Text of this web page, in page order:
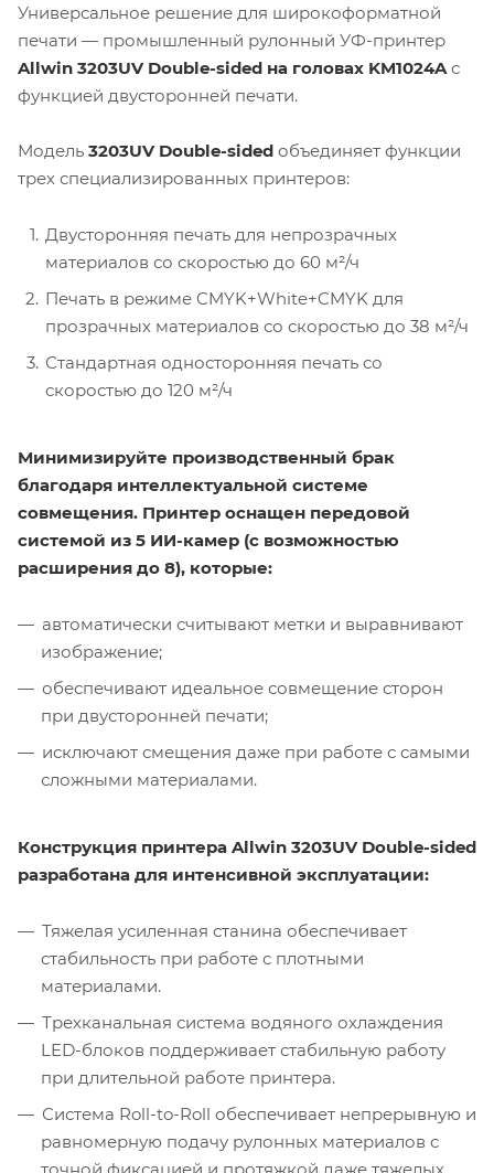
Универсальное решение для широкоформатной
печати — промышленный рулонный УФ-принтер
Allwin 3203UV Double-sided на головах KM1024Aс
функцией двусторонней печати.
Модель 3203UV Double-sided объединяет функции
трех специализированных принтеров:
Двусторонняя печать для непрозрачных
материалов со скоростью до 60 м²/ч
Печать в режиме CMYK+White+CMYK для
прозрачных материалов со скоростью до 38 м²/ч
Стандартная односторонняя печать со
скоростью до 120 м²/ч
Минимизируйте производственный брак
благодаря интеллектуальной системе
совмещения. Принтер оснащен передовой
системой из 5 ИИ-камер (с возможностью
расширения до 8), которые:
автоматически считывают метки и выравнивают
изображение;
обеспечивают идеальное совмещение сторон
при двусторонней печати;
исключают смещения даже при работе с самыми
сложными материалами.
Конструкция принтера Allwin 3203UV Double-sided
разработана для интенсивной эксплуатации:
Тяжелая усиленная станина обеспечивает
стабильность при работе с плотными
материалами.
Трехканальная система водяного охлаждения
LED-блоков поддерживает стабильную работу
при длительной работе принтера.
Система Roll-to-Roll обеспечивает непрерывную и
равномерную подачу рулонных материалов с